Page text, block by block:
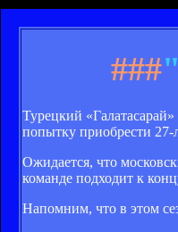
###
Турецкий
попытку приобрести 27-
Ожидается, что
команде подходит к
Напомним, что в этом